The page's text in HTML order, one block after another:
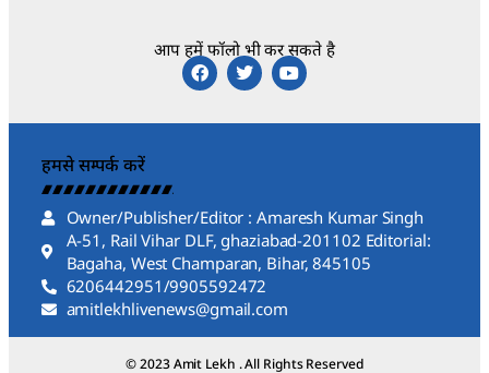
आप हमें फॉलो भी कर सकते है
हमसे सम्पर्क करें
Owner/Publisher/Editor : Amaresh Kumar Singh
A-51, Rail Vihar DLF, ghaziabad-201102 Editorial:
Bagaha, West Champaran, Bihar, 845105
6206442951/9905592472
amitlekhlivenews@gmail.com
© 2023 Amit Lekh . All Rights Reserved